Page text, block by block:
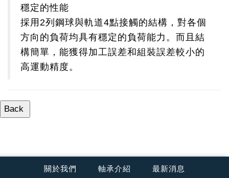
穩定的性能
採用2列鋼球與軌道4點接觸的結構，對各個
方向的負荷均具有穩定的負荷能力。而且結
構簡單，能獲得加工誤差和組裝誤差較小的
高運動精度。
關於我們 軸承介紹 最新消息